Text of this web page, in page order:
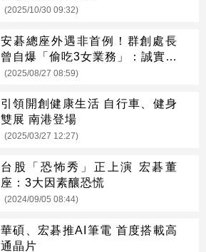
(2025/10/30 09:32)
安碁總座外遇非首例！群創處長
曾自爆「偷吃3女業務」：誠實面
對自己犯的錯
(2025/08/27 08:59)
引領開創健康生活 自行車、健身
雙展 南港登場
(2025/03/27 12:27)
台股「恐怖秀」正上演 宏碁董
座：3大因素釀恐慌
(2024/09/05 08:44)
華碩、宏碁推AI筆電 首度搭載高
通晶片